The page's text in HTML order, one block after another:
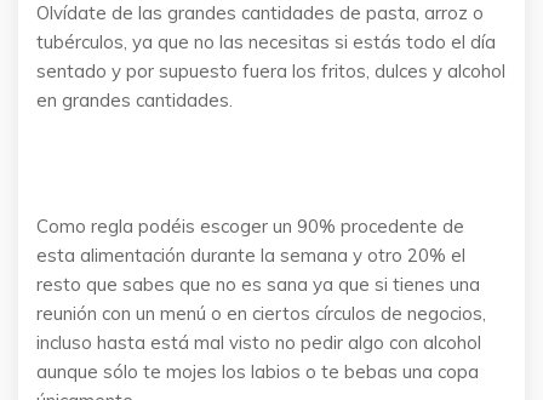
Olvídate de las grandes cantidades de pasta, arroz o
tubérculos, ya que no las necesitas si estás todo el día
sentado y por supuesto fuera los fritos, dulces y alcohol
en grandes cantidades.
Como regla podéis escoger un 90% procedente de
esta alimentación durante la semana y otro 20% el
resto que sabes que no es sana ya que si tienes una
reunión con un menú o en ciertos círculos de negocios,
incluso hasta está mal visto no pedir algo con alcohol
aunque sólo te mojes los labios o te bebas una copa